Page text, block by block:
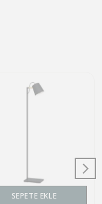
SEPETE EKLE